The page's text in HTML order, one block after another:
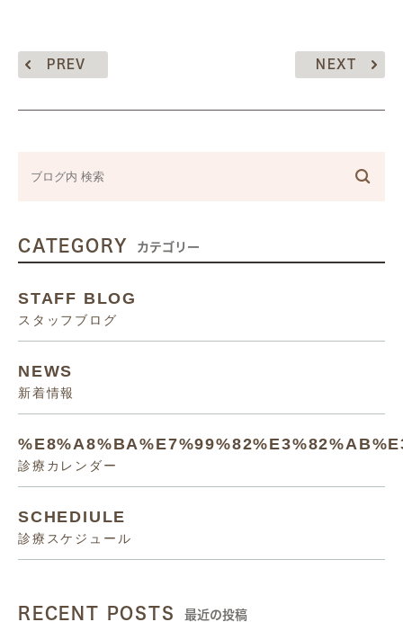
PREV NEXT
CATEGORY カテゴリー
STAFF BLOG
スタッフブログ
NEWS
新着情報
診療カレンダー
SCHEDIULE
診療スケジュール
RECENT POSTS 最近の投稿